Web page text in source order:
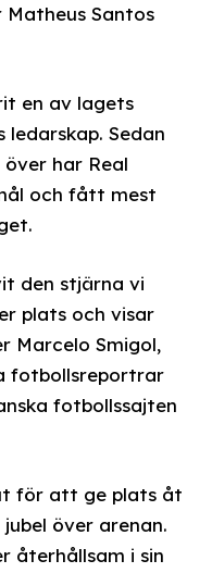
Santos
en av lagets
Sedan
har Real
och fått mest
den stjärna vi
plats och visar
Marcelo Smigol,
fotbollsreportrar
fotbollssajten
för att ge plats åt
över arenan.
återhållsam i sin